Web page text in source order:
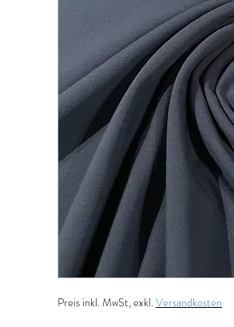
Preis inkl. MwSt, exkl. Versandkosten